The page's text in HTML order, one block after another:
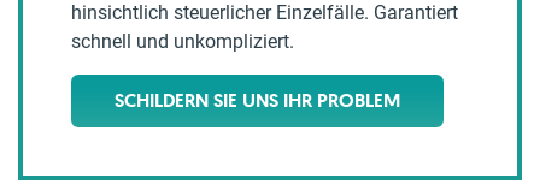
hinsichtlich steuerlicher Einzelfälle. Garantiert
schnell und unkompliziert.
SCHILDERN SIE UNS IHR PROBLEM